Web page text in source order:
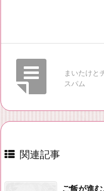
まいたけと
スパム
関連記事
ご飯が進